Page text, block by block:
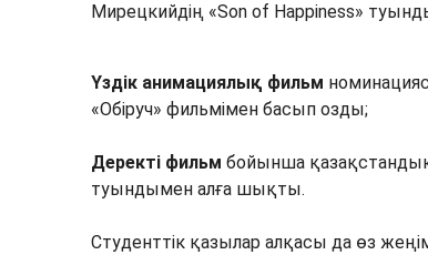
Мирецкийдің «Son of Happiness»
Үздік анимациялық фильм
«Обіруч» фильмімен басып озды;
Деректі фильм бойынша
туындымен алға шықты.
Студенттік қазылар алқасы да өз